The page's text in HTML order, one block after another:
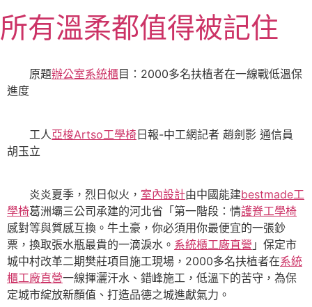
至
主
容
所有溫柔都值得被記住
原題辦公室系統櫃目：2000多名扶植者在一線戰低溫保
進度
工人亞梭Artso工學椅日報-中工網記者 趙劍影 通信員
胡玉立
炎炎夏季，烈日似火， 室內設計由中國能建bestmade工
學椅葛洲壩三公司承建的河北省「第一階段：情護脊工學椅
感對等與質感互換。牛土豪，你必須用你最便宜的一張鈔
票，換取張水瓶最貴的一滴淚水。 系統櫃工廠直營 」保定市
城中村改革二期樊莊項目施工現場，2000多名扶植者在系統
櫃工廠直營一線揮灑汗水、錯峰施工，低溫下的苦守，為保
定城市綻放新顏值、打造品德之城進獻氣力。